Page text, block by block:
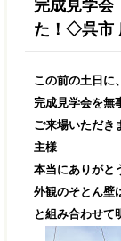
完成見学
た！◇呉市
この前の土日に
完成見学会を無
ご来場いただき
主様
本当にありがと
外観のそとん壁
と組み合わせて